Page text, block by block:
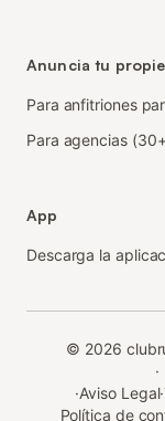
Anuncia tu
Para anfitriones
Para agencias
App
Descarga la
© 2026
·
·Aviso Legal·
Política de